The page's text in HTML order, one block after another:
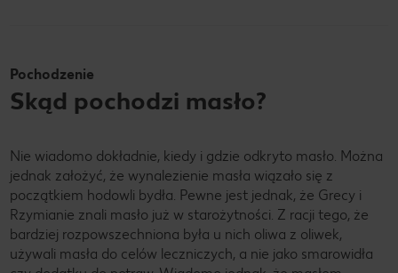
Pochodzenie
Skąd pochodzi masło?
Nie wiadomo dokładnie, kiedy i gdzie odkryto masło. Można
jednak założyć, że wynalezienie masła wiązało się z
początkiem hodowli bydła. Pewne jest jednak, że Grecy i
Rzymianie znali masło już w starożytności. Z racji tego, że
bardziej rozpowszechniona była u nich oliwa z oliwek,
używali masła do celów leczniczych, a nie jako smarowidła